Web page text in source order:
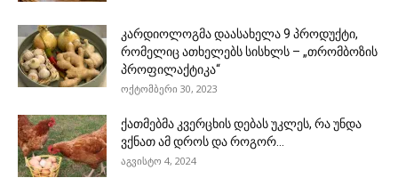
კარდიოლოგმა დაასახელა 9 პროდუქტი,
რომელიც ათხელებს სისხლს – „თრომბოზის
პროფილაქტიკა“
ოქტომბერი 30, 2023
ქათმებმა კვერცხის დებას უკლეს, რა უნდა
ვქნათ ამ დროს და როგორ...
აგვისტო 4, 2024